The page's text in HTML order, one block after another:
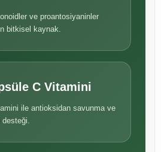
ve proantosiyaninler
bitkisel kaynak.
C Vitamini
ile antioksidan savunma ve
desteği.